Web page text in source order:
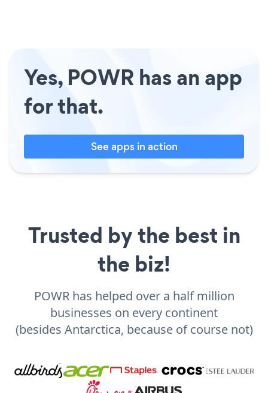
Yes, POWR has an app
for that.
See apps in action
Trusted by the best in
the biz!
POWR has helped over a half million
businesses on every continent
(besides Antarctica, because of course not)